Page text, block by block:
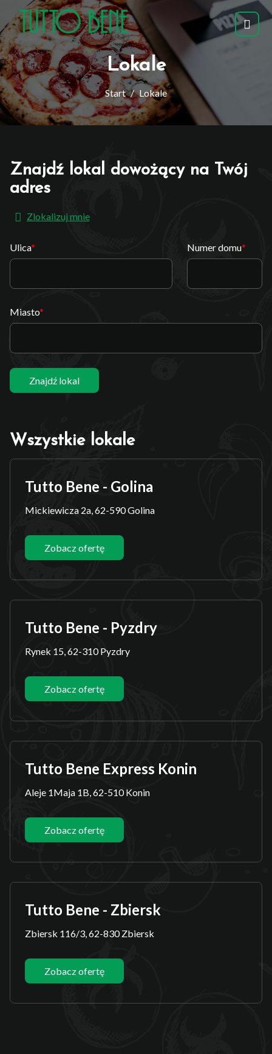
Lokale
Start Lokale
Znajdź lokal dowożący na Twój
adres
Zlokalizuj mnie
Ulica Numer domu
Miasto
Znajdź lokal
Wszystkie lokale
Tutto Bene - Golina
Mickiewicza 2a, 62-590 Golina
Zobacz ofertę
Tutto Bene - Pyzdry
Rynek 15, 62-310 Pyzdry
Zobacz ofertę
Tutto Bene Express Konin
Aleje 1Maja 1B, 62-510 Konin
Zobacz ofertę
Tutto Bene - Zbiersk
Zbiersk 116/3, 62-830 Zbiersk
Zobacz ofertę